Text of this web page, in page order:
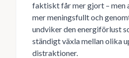
faktiskt får mer gjort – men
mer meningsfullt och
undviker den energiförlust
ständigt växla mellan olika
distraktioner.